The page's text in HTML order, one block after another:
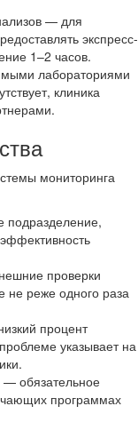
— для
экспресс-
1–2 часов.
лабораториями
клиника
мониторинга
подразделение,
проверки
не реже одного раза
процент
указывает на
обязательное
программах